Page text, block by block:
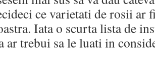
ce varietati de rosii ar
Iata o scurta lista de
ar trebui sa le luati in